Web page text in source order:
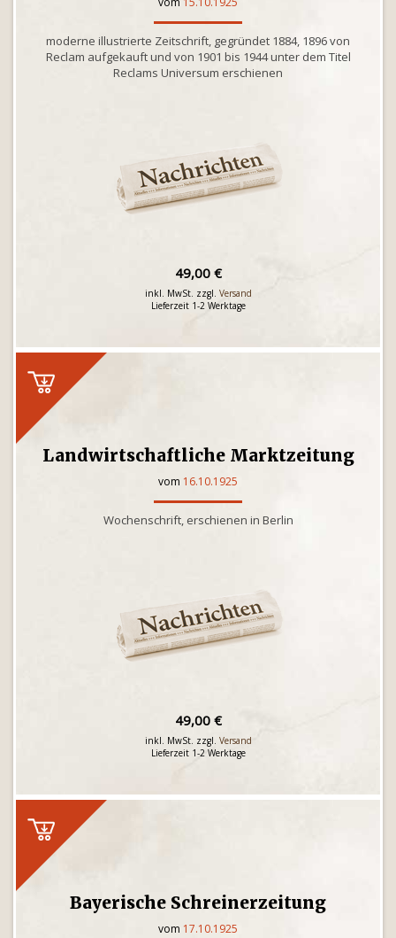
moderne illustrierte Zeitschrift, gegründet 1884, 1896 von
Reclam aufgekauft und von 1901 bis 1944 unter dem Titel
Reclams Universum erschienen
49,00 €
inkl. MwSt. zzgl. Versand
Lieferzeit 1-2 Werktage
Landwirtschaftliche Marktzeitung
vom 16.10.1925
Wochenschrift, erschienen in Berlin
49,00 €
inkl. MwSt. zzgl. Versand
Lieferzeit 1-2 Werktage
Bayerische Schreinerzeitung
vom 17.10.1925